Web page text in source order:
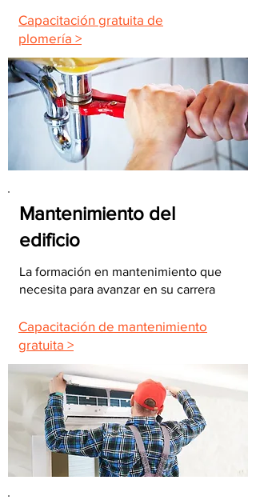
Capacitación gratuita de
plomería >
Mantenimiento del
edificio
La formación en mantenimiento que
necesita para avanzar en su carrera
Capacitación de mantenimiento
gratuita >